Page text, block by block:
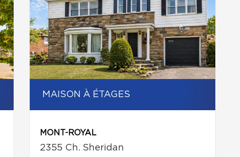
MAISON À ÉTAGES
MONT-ROYAL
2355 Ch. Sheridan